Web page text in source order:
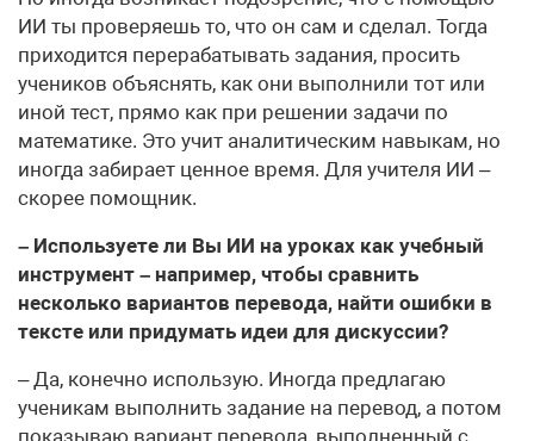
ИИ ты проверяешь то, что он сам и сделал. Тогда
приходится перерабатывать задания, просить
учеников объяснять, как они выполнили тот или
иной тест, прямо как при решении задачи по
математике. Это учит аналитическим навыкам, но
иногда забирает ценное время. Для учителя ИИ –
скорее помощник.
– Используете ли Вы ИИ на уроках как учебный
инструмент – например, чтобы сравнить
несколько вариантов перевода, найти ошибки в
тексте или придумать идеи для дискуссии?
– Да, конечно использую. Иногда предлагаю
ученикам выполнить задание на перевод, а потом
показываю вариант перевода, выполненный с